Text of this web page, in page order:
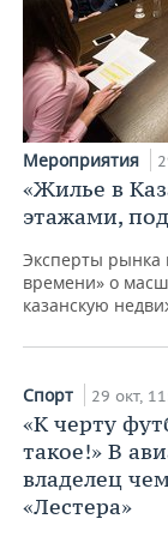
Мероприятия
«Жилье в
этажами,
Эксперты рынка
времени» о
казанскую
Спорт 29 окт,
«К черту
такое!» В
владелец
«Лестера»